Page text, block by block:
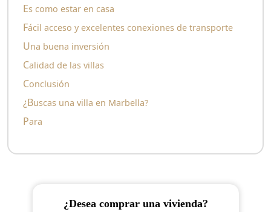
Es como estar en casa
Fácil acceso y excelentes conexiones de transporte
Una buena inversión
Calidad de las villas
Conclusión
¿Buscas una villa en Marbella?
para
¿desea comprar una vivienda?